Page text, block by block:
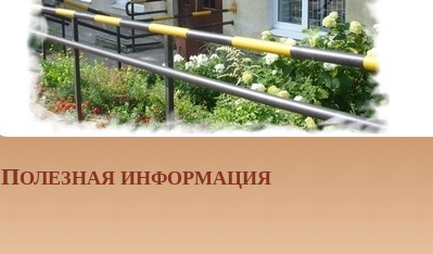
ПОЛЕЗНАЯ ИНФОРМАЦИЯ